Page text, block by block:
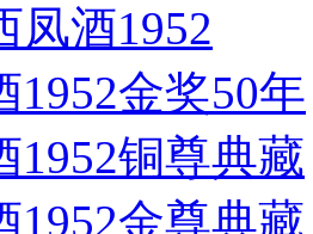
凤酒1952
1952金奖50年
1952铜尊典藏
1952金尊典藏